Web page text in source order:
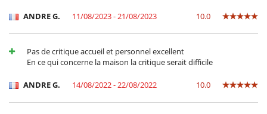
ANDRE G. 11/08/2023 - 21/08/2023 10.0
Pas de critique accueil et personnel excellent
En ce qui concerne la maison la critique serait difficile
ANDRE G. 14/08/2022 - 22/08/2022 10.0